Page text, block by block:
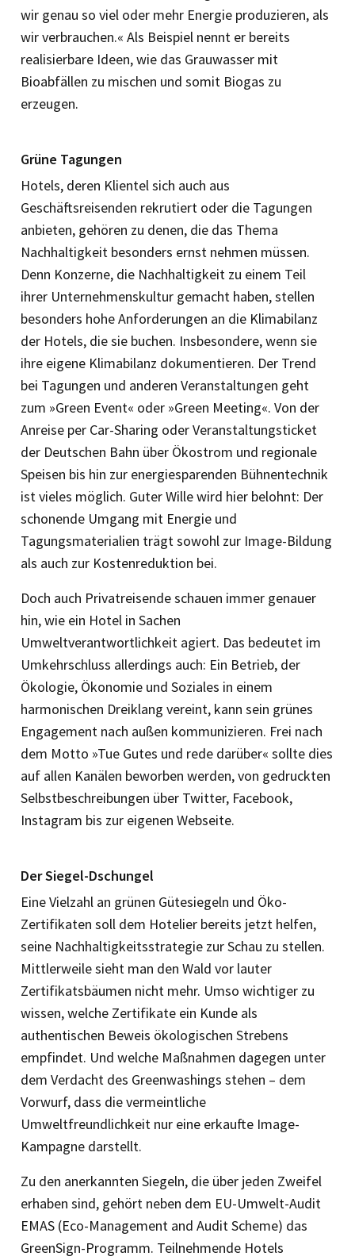
wir genau so viel oder mehr Energie produzieren, als
wir verbrauchen.« Als Beispiel nennt er bereits
realisierbare Ideen, wie das Grauwasser mit
Bioabfällen zu mischen und somit Biogas zu
erzeugen.
Grüne Tagungen
Hotels, deren Klientel sich auch aus
Geschäftsreisenden rekrutiert oder die Tagungen
anbieten, gehören zu denen, die das Thema
Nachhaltigkeit besonders ernst nehmen müssen.
Denn Konzerne, die Nachhaltigkeit zu einem Teil
ihrer Unternehmenskultur gemacht haben, stellen
besonders hohe Anforderungen an die Klimabilanz
der Hotels, die sie buchen. Insbesondere, wenn sie
ihre eigene Klimabilanz dokumentieren. Der Trend
bei Tagungen und anderen Veranstaltungen geht
zum »Green Event« oder »Green Meeting«. Von der
Anreise per Car-Sharing oder Veranstaltungsticket
der Deutschen Bahn über Ökostrom und regionale
Speisen bis hin zur energiesparenden Bühnentechnik
ist vieles möglich. Guter Wille wird hier belohnt: Der
schonende Umgang mit Energie und
Tagungsmaterialien trägt sowohl zur Image-Bildung
als auch zur Kostenreduktion bei.
Doch auch Privatreisende schauen immer genauer
hin, wie ein Hotel in Sachen
Umweltverantwortlichkeit agiert. Das bedeutet im
Umkehrschluss allerdings auch: Ein Betrieb, der
Ökologie, Ökonomie und Soziales in einem
harmonischen Dreiklang vereint, kann sein grünes
Engagement nach außen kommunizieren. Frei nach
dem Motto »Tue Gutes und rede darüber« sollte dies
auf allen Kanälen beworben werden, von gedruckten
Selbstbeschreibungen über Twitter, Facebook,
Instagram bis zur eigenen Webseite.
Der Siegel-Dschungel
Eine Vielzahl an grünen Gütesiegeln und Öko-
Zertifikaten soll dem Hotelier bereits jetzt helfen,
seine Nachhaltigkeitsstrategie zur Schau zu stellen.
Mittlerweile sieht man den Wald vor lauter
Zertifikatsbäumen nicht mehr. Umso wichtiger zu
wissen, welche Zertifikate ein Kunde als
authentischen Beweis ökologischen Strebens
empfindet. Und welche Maßnahmen dagegen unter
dem Verdacht des Greenwashings stehen – dem
Vorwurf, dass die vermeintliche
Umweltfreundlichkeit nur eine erkaufte Image-
Kampagne darstellt.
Zu den anerkannten Siegeln, die über jeden Zweifel
erhaben sind, gehört neben dem EU-Umwelt-Audit
EMAS (Eco-Management and Audit Scheme) das
GreenSign-Programm. Teilnehmende Hotels